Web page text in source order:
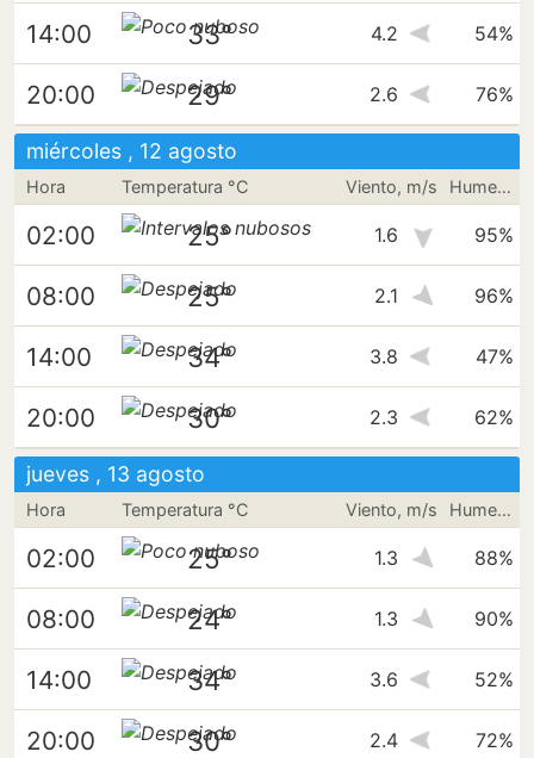
14:00 33° 4.2 54%
20:00 29° 2.6 76%
miércoles , 12 agosto
Hora Temperatura °C Viento, m/s Humedad
02:00 25° 1.6 95%
08:00 25° 2.1 96%
14:00 34° 3.8 47%
20:00 30° 2.3 62%
jueves , 13 agosto
Hora Temperatura °C Viento, m/s Humedad
02:00 25° 1.3 88%
08:00 24° 1.3 90%
14:00 34° 3.6 52%
20:00 30° 2.4 72%